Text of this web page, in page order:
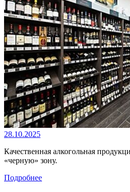
28.10.2025
Качественная алкогольная
«черную» зону.
Подробнее